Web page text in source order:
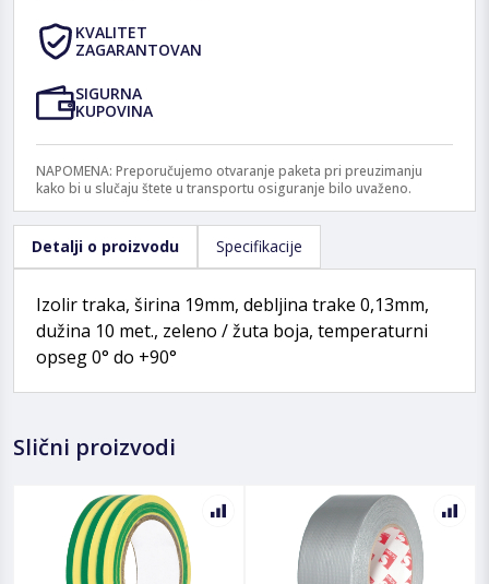
KVALITET
ZAGARANTOVAN
SIGURNA
KUPOVINA
NAPOMENA: Preporučujemo otvaranje paketa pri preuzimanju
kako bi u slučaju štete u transportu osiguranje bilo uvaženo.
Detalji o proizvodu Specifikacije
Izolir traka, širina 19mm, debljina trake 0,13mm,
dužina 10 met., zeleno / žuta boja, temperaturni
opseg 0° do +90°
Slični proizvodi